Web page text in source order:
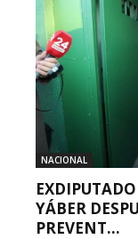
NACIONAL
YÁBER
PREVENT...